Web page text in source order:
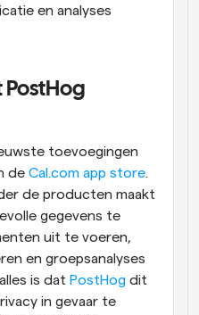
en analyses
toevoegingen
de Cal.com app store.
de producten maakt
gegevens te
uit te voeren,
en groepsanalyses
is dat PostHog dit
in gevaar te